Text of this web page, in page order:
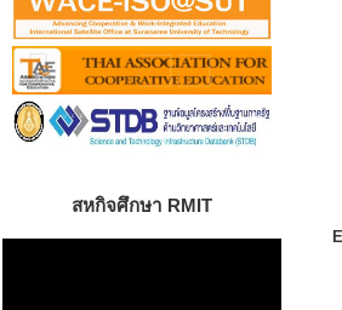
สหกิจศึกษา RMIT